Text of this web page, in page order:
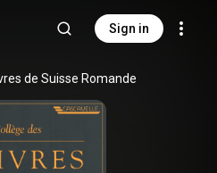
Sign in
de Suisse Romande